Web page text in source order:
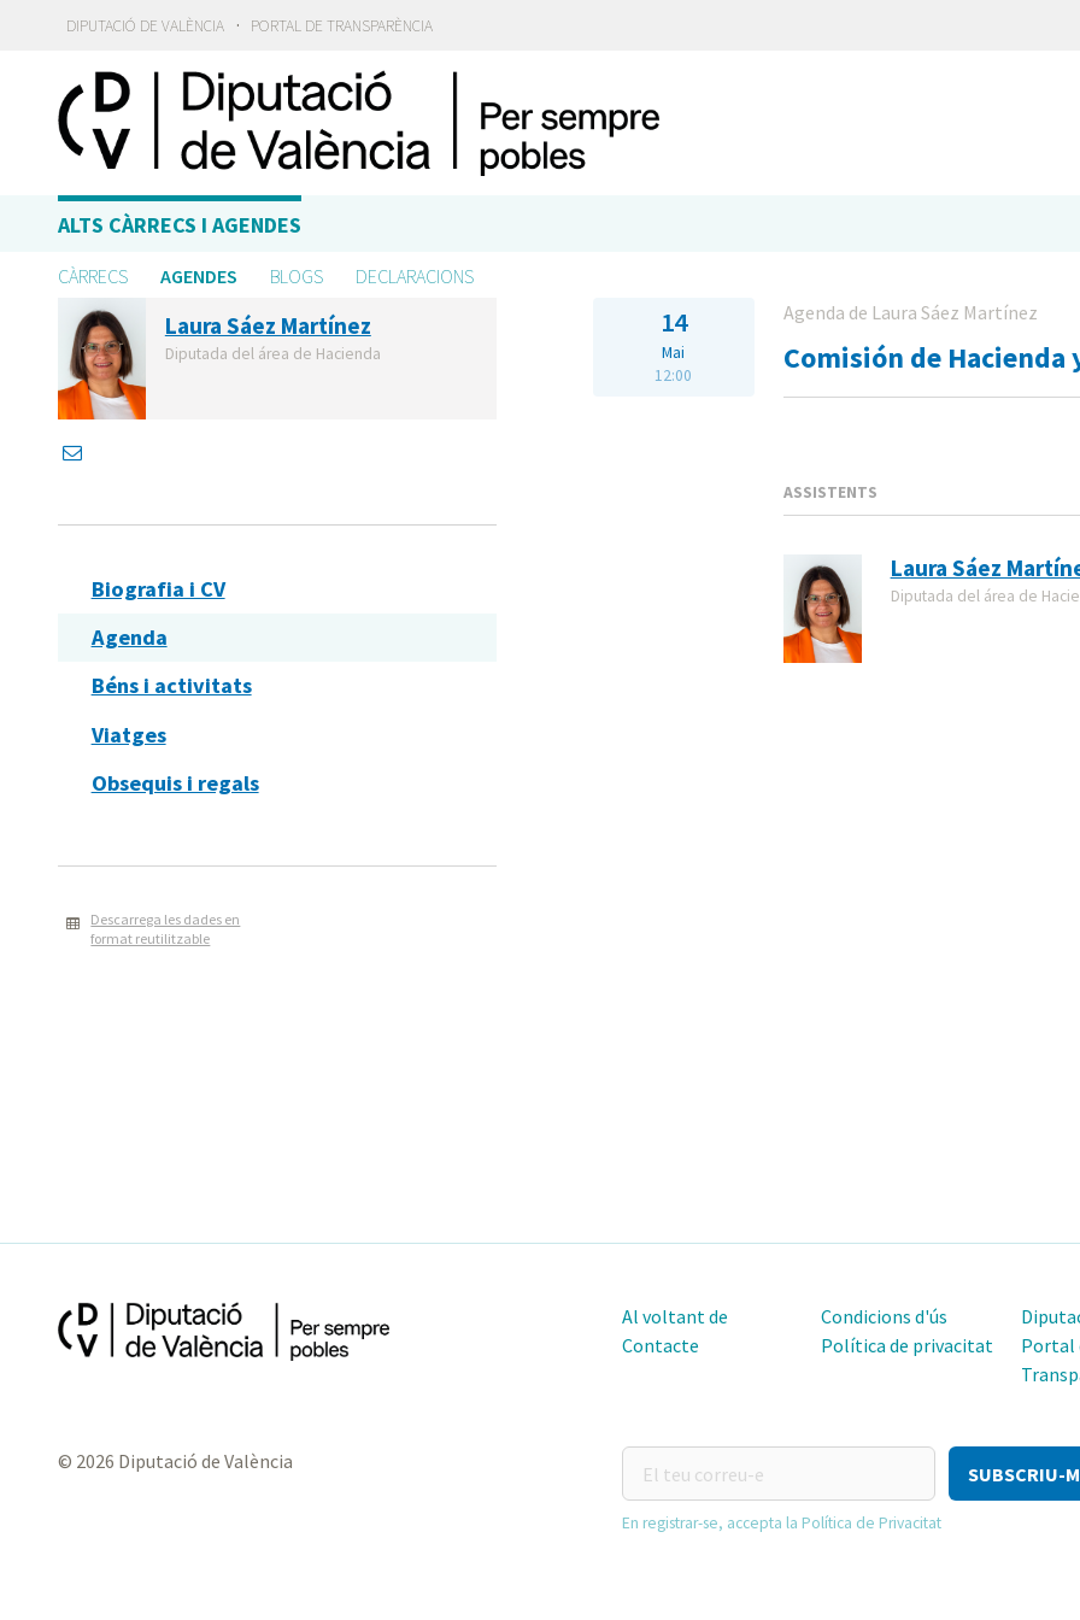
DIPUTACIÓ DE VALÈNCIA · PORTAL DE TRANSPARÈNCIA
ALTS CÀRRECS I AGENDES
CÀRRECS AGENDES BLOGS DECLARACIONS
Laura Sáez Martínez
Diputada del área de Hacienda
Biografia i CV
Agenda
Béns i activitats
Viatges
Obsequis i regals
Descarrega les dades en
format reutilitzable
14
Mai
12:00
Agenda de Laura Sáez Martínez
Comisión de Hacienda
ASSISTENTS
Laura Sáez
Diputada del área de
Al voltant de
Contacte
Condicions d'ús
Política de privacitat
Portal
© 2026 Diputació de València
teu
correu-
En registrar-se, accepta la Política de Privacitat